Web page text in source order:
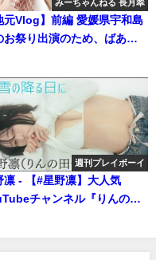
みーちゃんねる 長月翠
元Vlog】前編 愛媛県宇和島
お祭り出演のため、ばあち
翠さんより
週刊プレイボーイ
凛 - 【#星野凛】大人気
チャンネル『りんの田
タル写真集『初雪の降る日